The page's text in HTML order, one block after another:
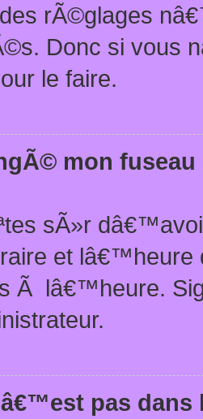
rÃ©glages
Donc si vous
le faire.
mon
sÃ»r
et
Ã lâ€™heure.
pas dans